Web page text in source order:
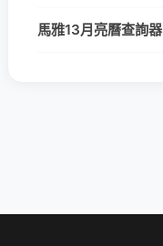
馬雅13月亮曆查詢器